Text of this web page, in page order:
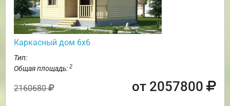
Каркасный дом 6х6
Тип:
Общая площадь: 2
2160680 от 2057800